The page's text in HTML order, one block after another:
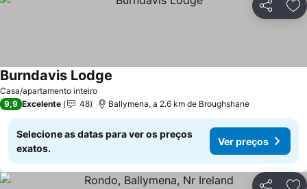
Partilhar
Casa/apartamento inteiro
Burndavis Lodge
9,9 Excelente 48 Ballymena, a 2.6 km de Broughshane
Selecione as datas para ver os preços
exatos.
Ver preços